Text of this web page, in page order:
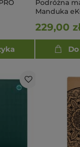
Podróżna
Manduka
229,00